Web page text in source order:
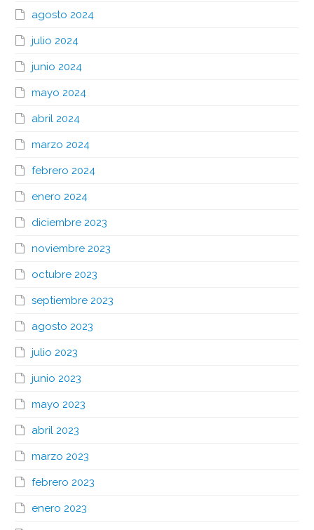
agosto 2024
julio 2024
junio 2024
mayo 2024
abril 2024
marzo 2024
febrero 2024
enero 2024
diciembre 2023
noviembre 2023
octubre 2023
septiembre 2023
agosto 2023
julio 2023
junio 2023
mayo 2023
abril 2023
marzo 2023
febrero 2023
enero 2023